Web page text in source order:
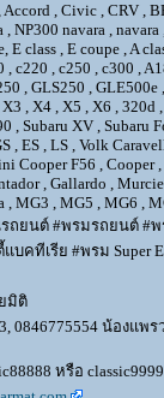
Accord , Civic , CRV ,
, NP300 navara ,
E class , E coupe , A
, c220 , c250 , c300 ,
, GLS250 , GLE500e
X3 , X4 , X5 , X6 ,
, Subaru XV , Subaru
, ES , LS , Volk
Cooper F56 , Cooper
, Gallardo ,
MG3 , MG5 , MG6 ,
ยนต์ #พรมรถยนต์ #พ
คทีเรีย #พรม Super
มิติ
0846775554 น้องแพ
หรือ